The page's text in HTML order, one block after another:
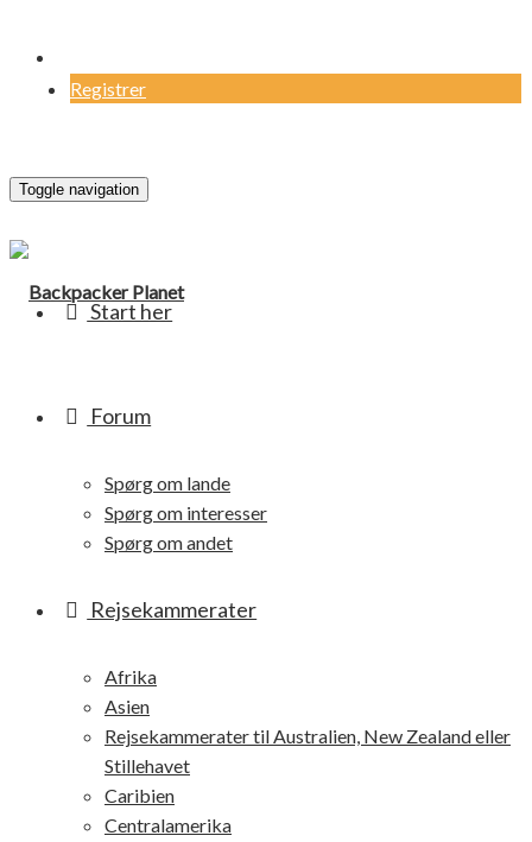
Registrer
Toggle navigation
Start her
Forum
Spørg om lande
Spørg om interesser
Spørg om andet
Rejsekammerater
Afrika
Asien
Rejsekammerater til Australien, New Zealand eller
Stillehavet
Caribien
Centralamerika